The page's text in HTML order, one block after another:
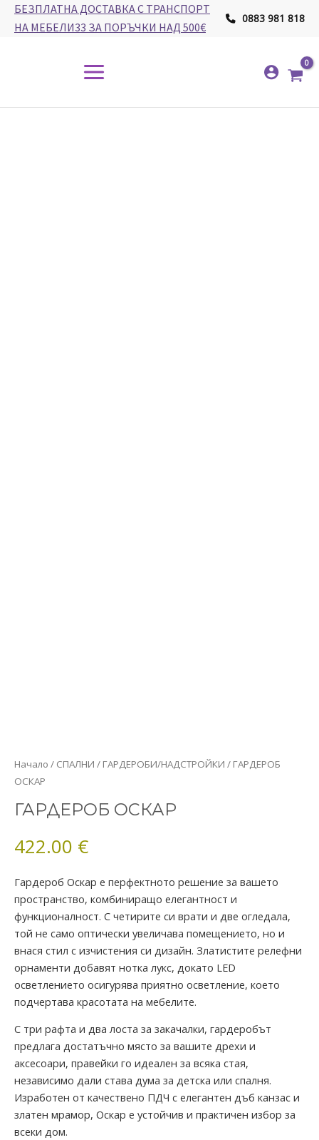
SkipБЕЗПЛАТНА ДОСТАВКА С ТРАНСПОРТ
НА МЕБЕЛИ33 ЗА ПОРЪЧКИ НАД 500€
0883 981 818
Menu
Начало / СПАЛНИ / ГАРДЕРОБИ/НАДСТРОЙКИ / ГАРДЕРОБ
ОСКАР
ГАРДЕРОБ ОСКАР
422.00 €
Гардероб Оскар е перфектното решение за вашето
пространство, комбиниращо елегантност и
функционалност. С четирите си врати и две огледала,
той не само оптически увеличава помещението, но и
внася стил с изчистения си дизайн. Златистите релефни
орнаменти добавят нотка лукс, докато LED
осветлението осигурява приятно осветление, което
подчертава красотата на мебелите.
С три рафта и два лоста за закачалки, гардеробът
предлага достатъчно място за вашите дрехи и
аксесоари, правейки го идеален за всяка стая,
независимо дали става дума за детска или спалня.
Изработен от качествено ПДЧ с елегантен дъб канзас и
златен мрамор, Оскар е устойчив и практичен избор за
всеки дом.
количество
за
ОСКАР